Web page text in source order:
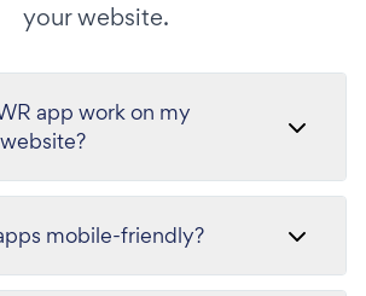
your website.
app work on my
mobile-friendly?